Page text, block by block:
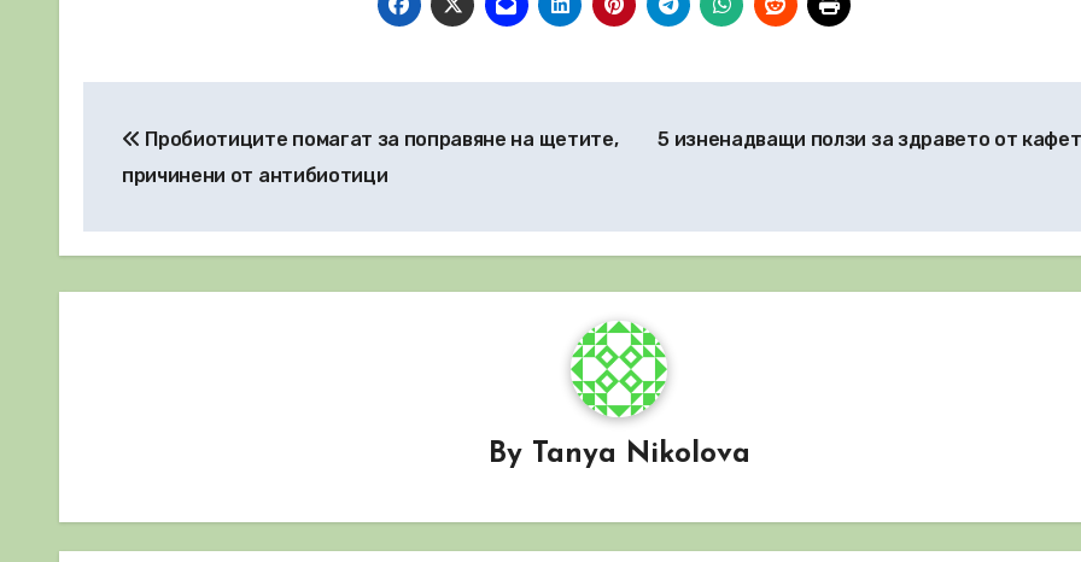
Пробиотиците помагат за поправяне на щетите,
причинени от антибиотици
5 изненадващи ползи за здравето от
By Tanya Nikolova